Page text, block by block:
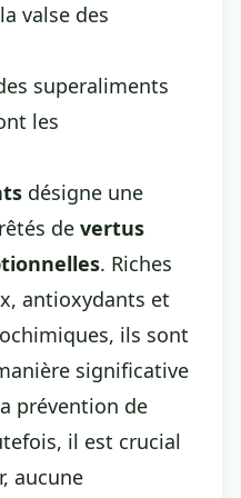
valse des
superaliments
les
désigne une
de vertus
. Riches
antioxydants et
ils sont
significative
prévention de
il est crucial
aucune